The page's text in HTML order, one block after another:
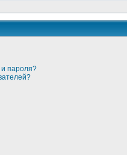
и пароля?